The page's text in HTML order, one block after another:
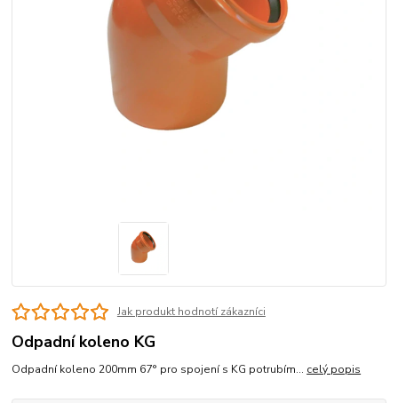
Jak produkt hodnotí zákazníci
Odpadní koleno KG
Odpadní koleno 200mm 67° pro spojení s KG potrubím... celý popis